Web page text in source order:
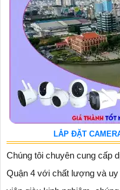
LẮP ĐẶT
Chúng tôi chuyên cung cấp
Quận 4 với chất lượng và